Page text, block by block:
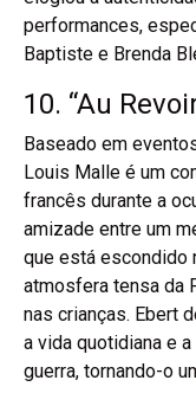
performances,
Baptiste e Brenda
10. “Au
Baseado em
Louis Malle é um
francês durante a
amizade entre um
que está escondido
atmosfera tensa da
nas crianças. Ebert
a vida quotidiana e
guerra, tornando-o